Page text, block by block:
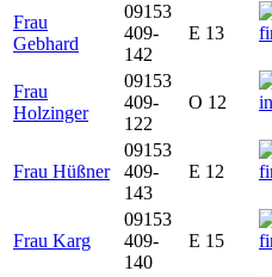
Frau
Gebhard
09153
409-
142
E 13
Frau
Holzinger
09153
409-
122
O 12
Frau Hüßner
09153
409-
143
E 12
Frau Karg
09153
409-
140
E 15